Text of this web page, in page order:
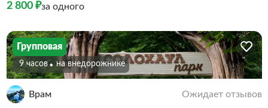
2 800 ₽за одного
Групповая
9 часов На внедорожнике
Врам Ожидает отзывов